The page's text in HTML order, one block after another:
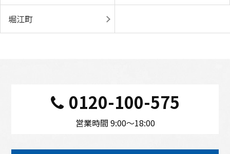
堀江町
0120-100-575
営業時間 9:00〜18:00